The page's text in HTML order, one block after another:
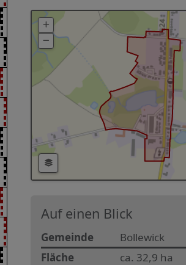
Auf einen Blick
Gemeinde
Bollewick
Fläche
ca. 32,9 ha